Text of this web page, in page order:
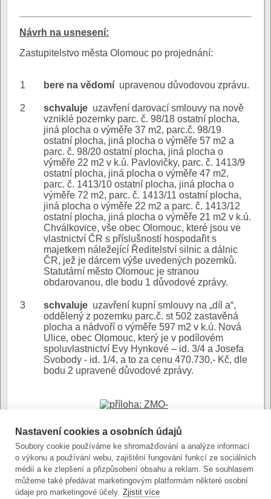
Návrh na usnesení:
Zastupitelstvo města Olomouc po projednání:
1 bere na vědomí upravenou důvodovou zprávu.
2 schvaluje uzavření darovací smlouvy na nově
vzniklé pozemky parc. č. 98/18 ostatní plocha,
jiná plocha o výměře 37 m2, parc.č. 98/19
ostatní plocha, jiná plocha o výměře 57 m2 a
parc. č. 98/20 ostatní plocha, jiná plocha o
výměře 22 m2 v k.ú. Pavlovičky, parc. č. 1413/9
ostatní plocha, jiná plocha o výměře 47 m2,
parc. č. 1413/10 ostatní plocha, jiná plocha o
výměře 72 m2, parc. č. 1413/11 ostatní plocha,
jiná plocha o výměře 22 m2 a parc. č. 1413/12
ostatní plocha, jiná plocha o výměře 21 m2 v k.ú.
Chválkovice, vše obec Olomouc, které jsou ve
vlastnictví ČR s příslušností hospodařit s
majetkem náležející Ředitelství silnic a dálnic
ČR, jež je dárcem výše uvedených pozemků.
Statutární město Olomouc je stranou
obdarovanou, dle bodu 1 důvodové zprávy.
3 schvaluje uzavření kupní smlouvy na „díl a“,
oddělený z pozemku parc.č. st 502 zastavěná
plocha a nádvoří o výměře 597 m2 v k.ú. Nová
Ulice, obec Olomouc, který je v podílovém
spoluvlastnictví Evy Hynkové – id. 3/4 a Josefa
Svobody - id. 1/4, a to za cenu 470.730,- Kč, dle
bodu 2 upravené důvodové zprávy.
zpráva:
ZMO-
důvodová zpráva
(stránkový dokument)
Přílohy:
Příloha č. 1
(stránkový dokument)
Nastavení cookies a osobních údajů
Soubory cookie používáme ke shromažďování a analýze informací
o výkonu a používání webu, zajištění fungování funkcí ze sociálních
médií a ke zlepšení a přizpůsobení obsahu a reklam. Se souhlasem
můžeme také předávat marketingovým platformám některé osobní
údaje pro marketingové účely. Zjistit více